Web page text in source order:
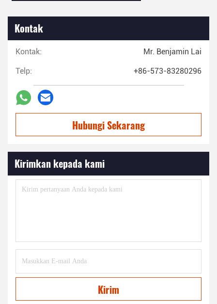
Kontak
Kontak: Mr. Benjamin Lai
Telp: +86-573-83280296
Hubungi Sekarang
Kirimkan kepada kami
Kirim